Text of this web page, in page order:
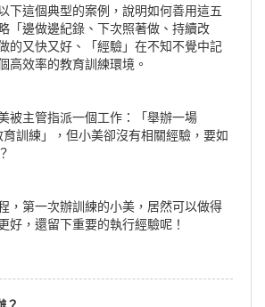
下這個典型的案例，說明如何善用這五
「邊做邊紀錄、下次照著做、持續改
的又快又好、「經驗」在不知不覺中記
高效率的教育訓練環境。
被主管指派一個工作：「舉辦一場
訓練」，但小美卻沒有相關經驗，要如
，第一次辦訓練的小美，居然可以做得
好，還留下重要的執行經驗呢！